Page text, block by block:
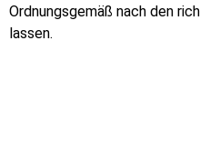
Ordnungsgemäß nach den
lassen.